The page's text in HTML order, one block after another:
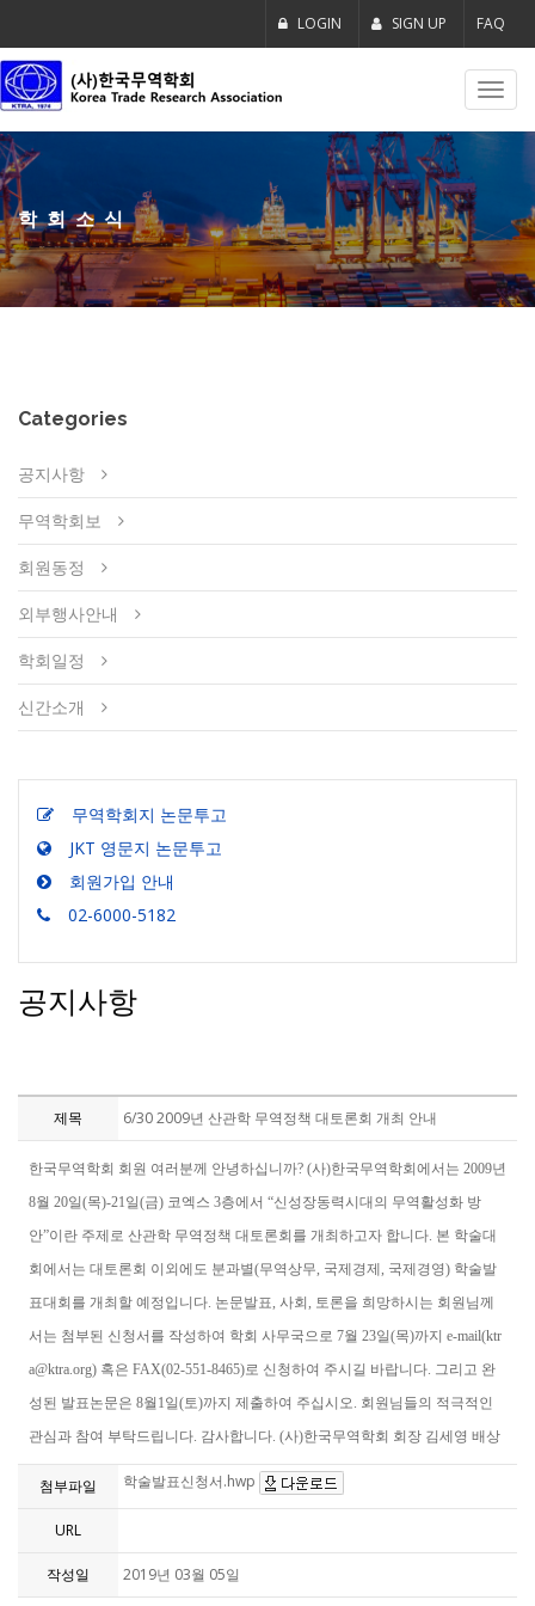
LOGIN SIGN UP FAQ
학회소식
Categories
공지사항
무역학회보
회원동정
외부행사안내
학회일정
신간소개
무역학회지 논문투고
JKT 영문지 논문투고
회원가입 안내
02-6000-5182
공지사항
제목 6/30 2009년 산관학 무역정책 대토론회 개최 안내
한국무역학회 회원 여러분께 안녕하십니까? (사)한국무역학회에서는 2009년
8월 20일(목)-21일(금) 코엑스 3층에서 “신성장동력시대의 무역활성화 방
안”이란 주제로 산관학 무역정책 대토론회를 개최하고자 합니다. 본 학술대
회에서는 대토론회 이외에도 분과별(무역상무, 국제경제, 국제경영) 학술발
표대회를 개최할 예정입니다. 논문발표, 사회, 토론을 희망하시는 회원님께
서는 첨부된 신청서를 작성하여 학회 사무국으로 7월 23일(목)까지 e-mail(ktr
a@ktra.org) 혹은 FAX(02-551-8465)로 신청하여 주시길 바랍니다. 그리고 완
성된 발표논문은 8월1일(토)까지 제출하여 주십시오. 회원님들의 적극적인
관심과 참여 부탁드립니다. 감사합니다. (사)한국무역학회 회장 김세영 배상
첨부파일 학술발표신청서.hwp
URL
작성일 2019년 03월 05일